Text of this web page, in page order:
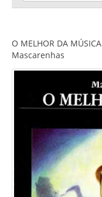
O MELHOR DA
Mascarenhas